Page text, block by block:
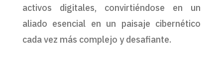
activos digitales, convirtiéndose en un
aliado esencial en un paisaje cibernético
cada vez más complejo y desafiante.